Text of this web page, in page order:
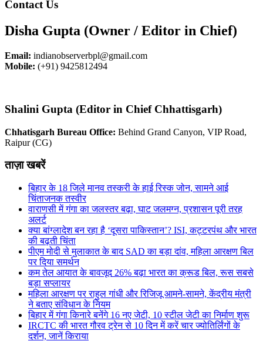
Contact Us
Disha Gupta (Owner / Editor in Chief)
Email: indianobserverbpl@gmail.com
Mobile: (+91) 9425812494
Shalini Gupta (Editor in Chief Chhattisgarh)
Chhatisgarh Bureau Office: Behind Grand Canyon, VIP Road,
Raipur (CG)
ताज़ा खबरें
बिहार के 18 जिले मानव तस्करी के हाई रिस्क जोन, सामने आई
चिंताजनक तस्वीर
वाराणसी में गंगा का जलस्तर बढ़ा, घाट जलमग्न, प्रशासन पूरी तरह
अलर्ट
क्या बांग्लादेश बन रहा है ‘दूसरा पाकिस्तान’? ISI, कट्टरपंथ और भारत
की बढ़ती चिंता
पीएम मोदी से मुलाकात के बाद SAD का बड़ा दांव, महिला आरक्षण बिल
पर दिया समर्थन
कम तेल आयात के बावजूद 26% बढ़ा भारत का क्रूड बिल, रूस सबसे
बड़ा सप्लायर
महिला आरक्षण पर राहुल गांधी और रिजिजू आमने-सामने, केंद्रीय मंत्री
ने बताए संविधान के नियम
बिहार में गंगा किनारे बनेंगे 16 नए जेटी, 10 स्टील जेटी का निर्माण शुरू
IRCTC की भारत गौरव ट्रेन से 10 दिन में करें चार ज्योतिर्लिंगों के
दर्शन, जानें किराया